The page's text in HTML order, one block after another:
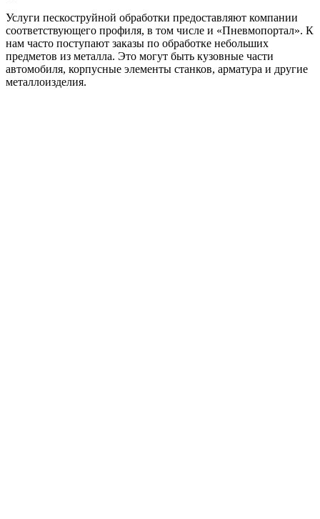
Услуги пескоструйной обработки предоставляют компании
соответствующего профиля, в том числе и «Пневмопортал». К
нам часто поступают заказы по обработке небольших
предметов из металла. Это могут быть кузовные части
автомобиля, корпусные элементы станков, арматура и другие
металлоизделия.